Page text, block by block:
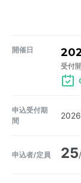
開催日
受付
申込受付期
間
申込者/定員 25